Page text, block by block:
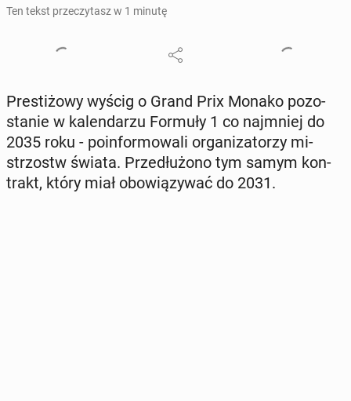
Ten tekst przeczytasz w 1 minutę
Pre­sti­żo­wy wyścig o Grand Prix Monako po­zo­
sta­nie w ka­len­da­rzu Formuły 1 co naj­mniej do
2035 roku - po­in­for­mo­wa­li or­ga­ni­za­to­rzy mi­
strzostw świata. Prze­dłu­żo­no tym samym kon­
trakt, który miał obo­wią­zy­wać do 2031.